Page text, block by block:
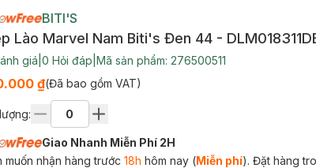
BITI'S
Lào Marvel Nam Biti's Đen 44 -
giá 0 Hỏi đáp Mã sản phẩm: 276500511
₫(Đã bao gồm VAT)
Giao Nhanh Miễn Phí 2H
muốn nhận hàng trước 18h hôm nay (Miễn phí). Đặt hàng